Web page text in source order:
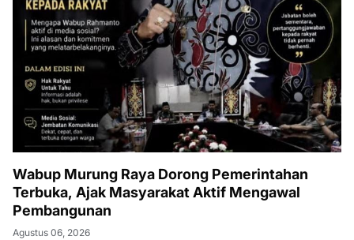
Wabup Murung Raya Dorong Pemerintahan
Terbuka, Ajak Masyarakat Aktif Mengawal
Pembangunan
Agustus 06, 2026